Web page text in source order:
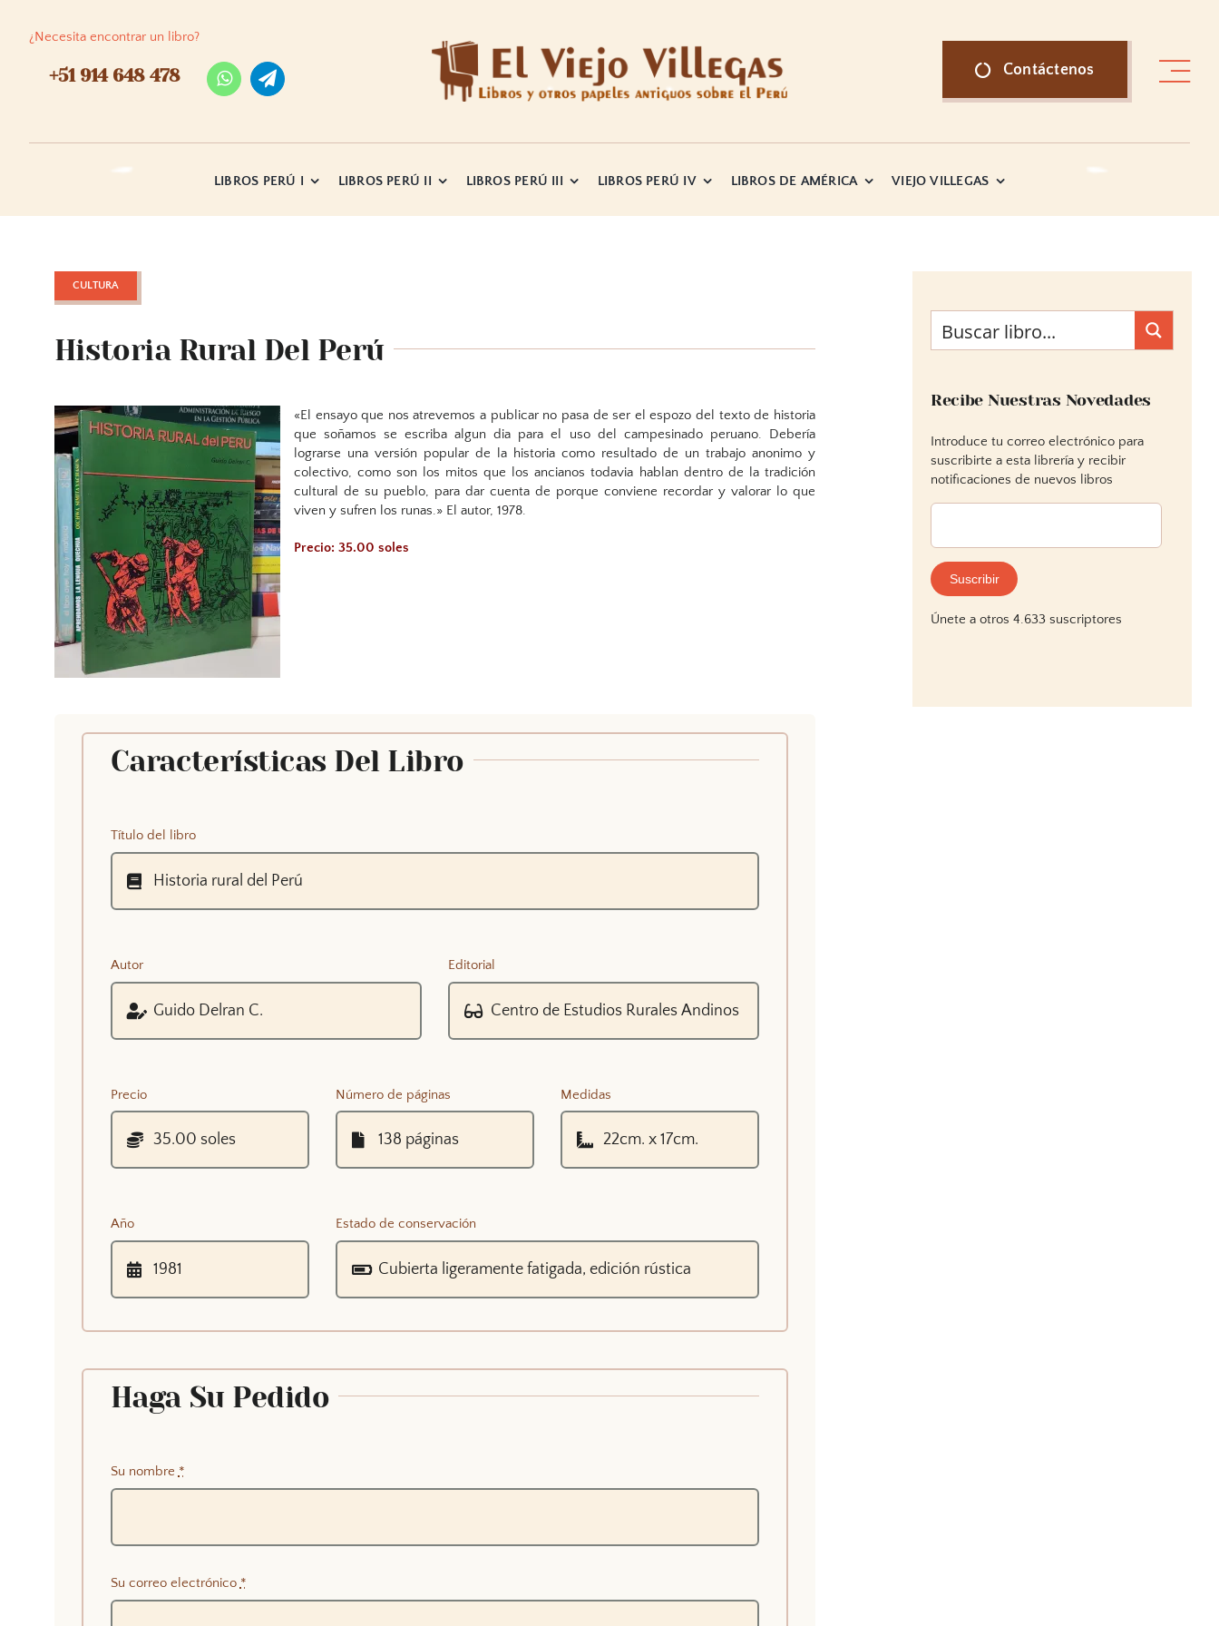
content
¿Necesita encontrar un libro?
+51 914 648 478 Contáctenos
LIBROS PERÚ I LIBROS PERÚ II LIBROS PERÚ III LIBROS PERÚ IV LIBROS DE AMÉRICA VIEJO VILLEGAS
CULTURA
Historia Rural Del Perú
«El ensayo que nos atrevemos a publicar no pasa de ser el espozo del texto de historia
que soñamos se escriba algun dia para el uso del campesinado peruano. Debería
lograrse una versión popular de la historia como resultado de un trabajo anonimo y
colectivo, como son los mitos que los ancianos todavia hablan dentro de la tradición
cultural de su pueblo, para dar cuenta de porque conviene recordar y valorar lo que
viven y sufren los runas.» El autor, 1978.
Precio: 35.00 soles
Características Del Libro
Título del libro
Autor Editorial
Precio Número de páginas Medidas
Año Estado de conservación
Haga Su Pedido
Su nombre *
Su correo electrónico *
Recibe Nuestras Novedades
Introduce tu correo electrónico para
suscribirte a esta librería y recibir
notificaciones de nuevos libros
Dirección
correo
electrónico:
Suscribir
Únete a otros 4.633 suscriptores